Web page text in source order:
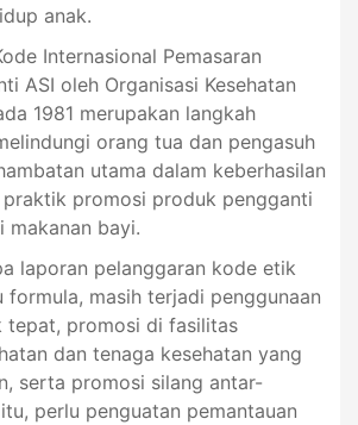
anak.
Internasional Pemasaran
ASI oleh Organisasi Kesehatan
1981 merupakan langkah
orang tua dan pengasuh
utama dalam keberhasilan
praktik promosi produk pengganti
makanan bayi.
laporan pelanggaran kode etik
formula, masih terjadi penggunaan
tepat, promosi di fasilitas
dan tenaga kesehatan yang
serta promosi silang antar-
perlu penguatan pemantauan